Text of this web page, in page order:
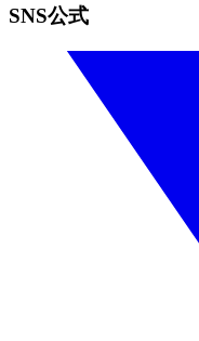
SNS公式